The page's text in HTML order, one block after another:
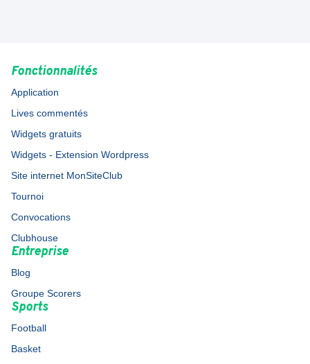
Fonctionnalités
Application
Lives commentés
Widgets gratuits
Widgets - Extension Wordpress
Site internet MonSiteClub
Tournoi
Convocations
Clubhouse
Entreprise
Blog
Groupe Scorers
Sports
Football
Basket